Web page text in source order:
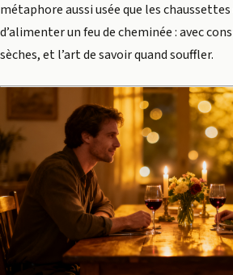
métaphore aussi usée que les
d’alimenter un feu de cheminée : avec
sèches, et l’art de savoir quand souffler.